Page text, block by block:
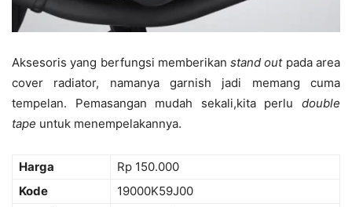
Aksesoris yang berfungsi memberikanstand outpada area
cover radiator, namanya garnish jadi memang cuma
tempelan. Pemasangan mudah sekali,kita perlu double
tape untuk menempelakannya.
Harga
Rp 150.000
Kode
19000K59J00